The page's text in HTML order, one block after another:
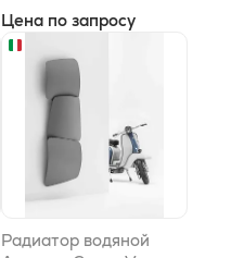
Цена по запросу
Радиатор водяной